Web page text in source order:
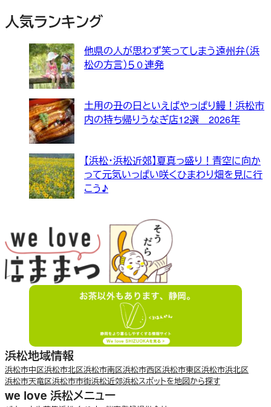
人気ランキング
他県の人が思わず笑ってしまう遠州弁（浜
松の方言）５０連発
土用の丑の日といえばやっぱり鰻！浜松市
内の持ち帰りうなぎ店12選 2026年
【浜松・浜松近郊】夏真っ盛り！青空に向か
って元気いっぱい咲くひまわり畑を見に行
こう♪
浜松地域情報
浜松市中区浜松市北区浜松市南区浜松市西区浜松市東区浜松市浜北区
浜松市天竜区浜松市市街浜松近郊浜松スポットを地図から探す
we love 浜松メニュー